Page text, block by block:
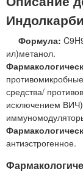
Формула:
ил)метанол.
средства/
исключением
антиэстрогенное.